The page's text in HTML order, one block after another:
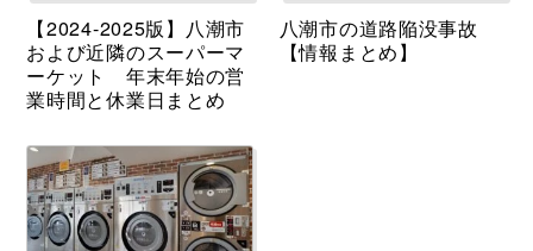
【2024-2025版】八潮市
および近隣のスーパーマ
ーケット 年末年始の営
業時間と休業日まとめ
八潮市の道路陥没事故
【情報まとめ】